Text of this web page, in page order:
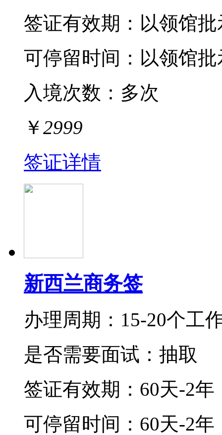
签证有效期： 以领馆
可停留时间： 以领馆
入境次数： 多次
￥2999
签证详情
新西兰商务签
办理周期：15-20个工
是否需要面试：抽取
签证有效期： 60天-2年
可停留时间： 60天-2年